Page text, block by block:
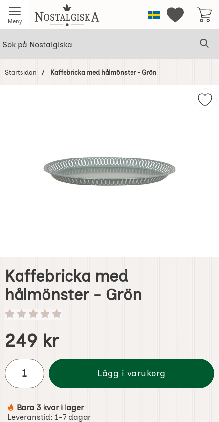
Meny Startsidan för NostalgiskaSverigeMina
Startsidan Kaffebricka med hålmönster - Grön
Kaffebricka med
hålmönster - Grön
pris
249 kr
antal
Lägg i varukorg
Tillgänglighet:
Bara 3 kvar i lager
Leveranstid: 1-7 dagar